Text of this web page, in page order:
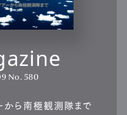
No. 580
から南極観測隊まで